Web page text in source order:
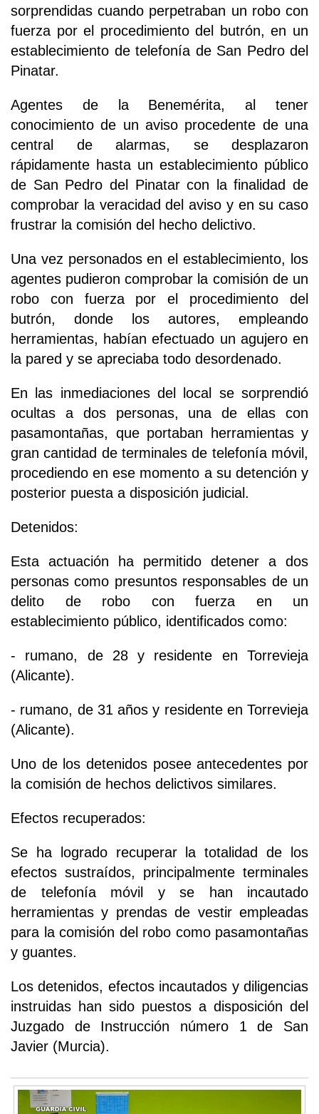
sorprendidas cuando perpetraban un robo con
fuerza por el procedimiento del butrón, en un
establecimiento de telefonía de San Pedro del
Pinatar.
Agentes de la Benemérita, al tener
conocimiento de un aviso procedente de una
central de alarmas, se desplazaron
rápidamente hasta un establecimiento público
de San Pedro del Pinatar con la finalidad de
comprobar la veracidad del aviso y en su caso
frustrar la comisión del hecho delictivo.
Una vez personados en el establecimiento, los
agentes pudieron comprobar la comisión de un
robo con fuerza por el procedimiento del
butrón, donde los autores, empleando
herramientas, habían efectuado un agujero en
la pared y se apreciaba todo desordenado.
En las inmediaciones del local se sorprendió
ocultas a dos personas, una de ellas con
pasamontañas, que portaban herramientas y
gran cantidad de terminales de telefonía móvil,
procediendo en ese momento a su detención y
posterior puesta a disposición judicial.
Detenidos:
Esta actuación ha permitido detener a dos
personas como presuntos responsables de un
delito de robo con fuerza en un
establecimiento público, identificados como:
- rumano, de 28 y residente en Torrevieja
(Alicante).
- rumano, de 31 años y residente en Torrevieja
(Alicante).
Uno de los detenidos posee antecedentes por
la comisión de hechos delictivos similares.
Efectos recuperados:
Se ha logrado recuperar la totalidad de los
efectos sustraídos, principalmente terminales
de telefonía móvil y se han incautado
herramientas y prendas de vestir empleadas
para la comisión del robo como pasamontañas
y guantes.
Los detenidos, efectos incautados y diligencias
instruidas han sido puestos a disposición del
Juzgado de Instrucción número 1 de San
Javier (Murcia).